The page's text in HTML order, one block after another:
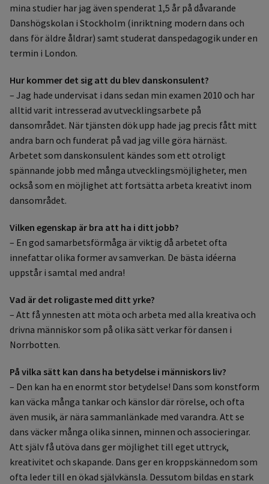
mina studier har jag även spenderat 1,5 år på dåvarande
Danshögskolan i Stockholm (inriktning modern dans och
dans för äldre åldrar) samt studerat danspedagogik under en
termin i London.
Hur kommer det sig att du blev danskonsulent?
– Jag hade undervisat i dans sedan min examen 2010 och har
alltid varit intresserad av utvecklingsarbete på
dansområdet. När tjänsten dök upp hade jag precis fått mitt
andra barn och funderat på vad jag ville göra härnäst.
Arbetet som danskonsulent kändes som ett otroligt
spännande jobb med många utvecklingsmöjligheter, men
också som en möjlighet att fortsätta arbeta kreativt inom
dansområdet.
Vilken egenskap är bra att ha i ditt jobb?
– En god samarbetsförmåga är viktig då arbetet ofta
innefattar olika former av samverkan. De bästa idéerna
uppstår i samtal med andra!
Vad är det roligaste med ditt yrke?
– Att få ynnesten att möta och arbeta med alla kreativa och
drivna människor som på olika sätt verkar för dansen i
Norrbotten.
På vilka sätt kan dans ha betydelse i människors liv?
– Den kan ha en enormt stor betydelse! Dans som konstform
kan väcka många tankar och känslor där rörelse, och ofta
även musik, är nära sammanlänkade med varandra. Att se
dans väcker många olika sinnen, minnen och associeringar.
Att själv få utöva dans ger möjlighet till eget uttryck,
kreativitet och skapande. Dans ger en kroppskännedom som
ofta leder till en ökad självkänsla. Dessutom bildas en stark